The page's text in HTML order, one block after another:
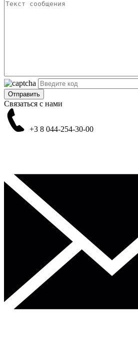
Связаться с нами
+3 8 044-254-30-00